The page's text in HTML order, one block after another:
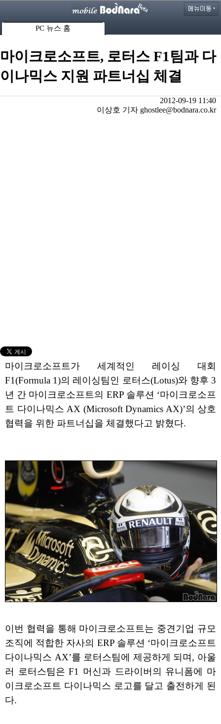
PC 뉴스 홈
마이크로소프트, 로터스 F1팀과 다
이나믹스 지원 파트너십 체결
2012-09-19 11:40
이상호 기자 ghostlee@bodnara.co.kr
마이크로소프트가 세계적인 레이싱 대회
F1(Formula 1)의 레이싱팀인 로터스(Lotus)와 향후 3
년 간 마이크로소프트의 ERP 솔루션 ‘마이크로소프
트 다이나믹스 AX (Microsoft Dynamics AX)’의 상호
협력을 위한 파트너십을 체결했다고 밝혔다.
이번 협력을 통해 마이크로소프트는 중견기업 규모
조직에 적합한 자사의 ERP 솔루션 ‘마이크로소프트
다이나믹스 AX’를 로터스팀에 제공하게 되며, 아울
러 로터스팀은 F1 머신과 드라이버의 유니폼에 마
이크로소프트 다이나믹스 로고를 달고 출전하게 된
다.